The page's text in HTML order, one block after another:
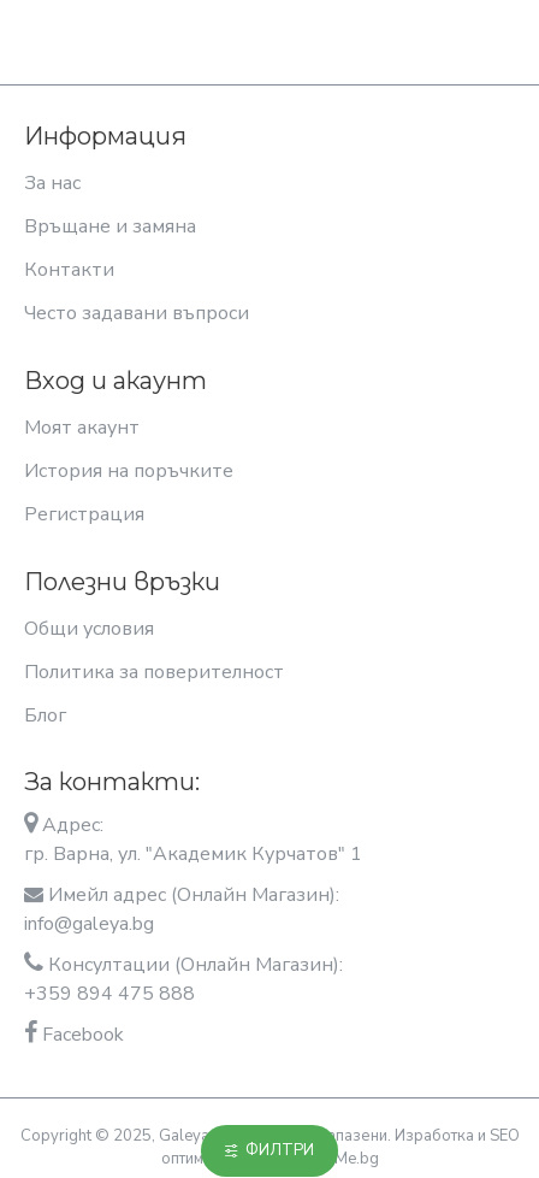
Информация
За нас
Връщане и замяна
Контакти
Често задавани въпроси
Вход и акаунт
Моят акаунт
История на поръчките
Регистрация
Полезни връзки
Общи условия
Политика за поверителност
Блог
За контакти:
Адрес:
гр. Варна, ул. "Академик Курчатов" 1
Имейл адрес (Онлайн Магазин):
info@galeya.bg
Консултации (Онлайн Магазин):
+359 894 475 888
Facebook
Copyright © 2025, Galeya, Всички права запазени. Изработка и SEO
оптимизация OptimiziraiMe.bg
ФИЛТРИ